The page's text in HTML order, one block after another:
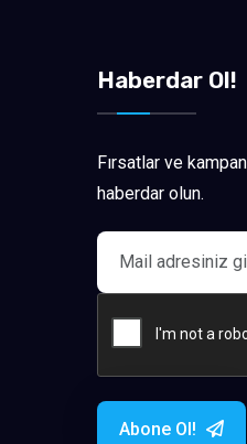
Haberdar Ol!
Fırsatlar ve
haberdar olun.
Abone Ol!